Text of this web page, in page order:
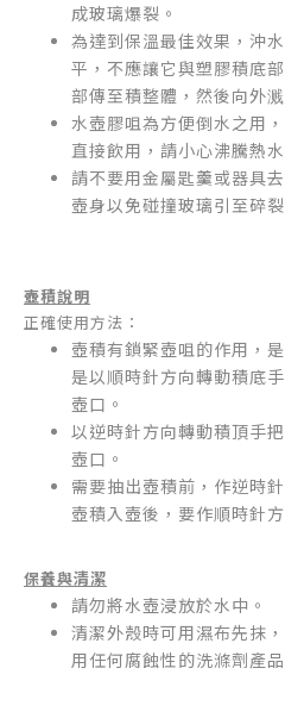
成玻璃爆裂。
為達到保溫最佳效果，沖
平，不應讓它與塑膠積底
部傳至積整體，然後向外溅
水壺膠咀為方便倒水之用
直接飲用，請小心沸騰熱水
請不要用金屬匙羹或器具
壺身以免碰撞玻璃引至碎裂
壺積說明
正確使用方法：
壺積有鎖緊壺咀的作用，
是以順時針方向轉動積底
壺口。
以逆時針方向轉動積頂手
壺口。
需要抽出壺積前，作逆時
壺積入壺後，要作順時針
保養與清潔
請勿將水壺浸放於水中。
清潔外殼時可用濕布先抹
用任何腐蝕性的洗滌劑產品